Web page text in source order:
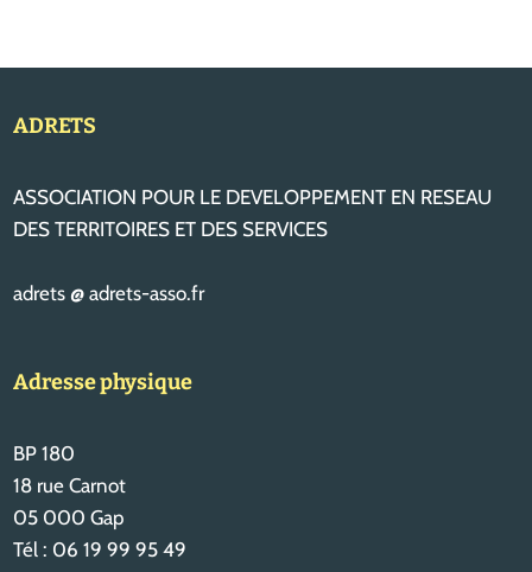
ADRETS
ASSOCIATION POUR LE DEVELOPPEMENT EN RESEAU
DES TERRITOIRES ET DES SERVICES
adrets @ adrets-asso.fr
Adresse physique
BP 180
18 rue Carnot
05 000 Gap
Tél : 06 19 99 95 49